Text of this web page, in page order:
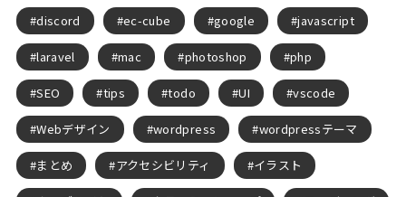
discord ec-cube google javascript
laravel mac photoshop php
SEO tips todo UI vscode
Webデザイン wordpress wordpressテーマ
まとめ アクセシビリティ イラスト